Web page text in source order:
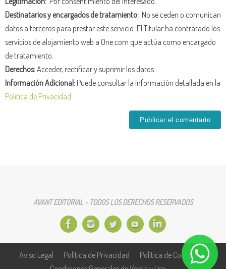
Destinatarios y encargados de tratamiento: No se ceden o comunican
datos a terceros para prestar este servicio. El Titular ha contratado los
servicios de alojamiento web a One.com que actúa como encargado
de tratamiento.
Derechos:Acceder, rectificar y suprimir los datos.
Información Adicional:Puede consultar la información detallada en la
Política de Privacidad
AVANT EDITORIAL - TODOS LOS DERECHOS RESERVADOS
Aviso Legal Política de Privacidad
Política de Cookies